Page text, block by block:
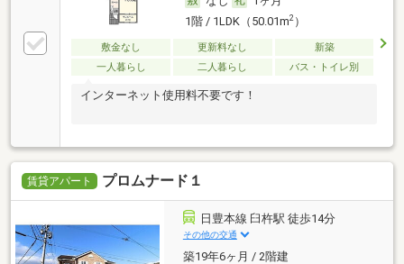
1階 / 1LDK（50.01m2）
敷金なし 更新料なし
新築
一人暮らし
二人暮らし バス・トイレ別
インターネット使用料不要です！
賃貸アパート プロムナード１
日豊本線 臼杵駅 徒歩14分
その他の交通
築19年6ヶ月 / 2階建